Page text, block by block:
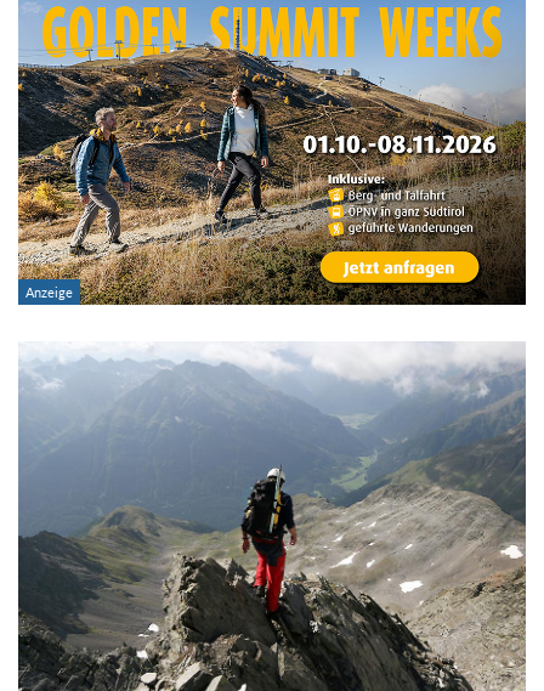
Region:
Gebirge:
Art der Tour:
Schwierigkeitsgrad:
bis
Kondition (Tourdauer):
bis
Suchbegriff: